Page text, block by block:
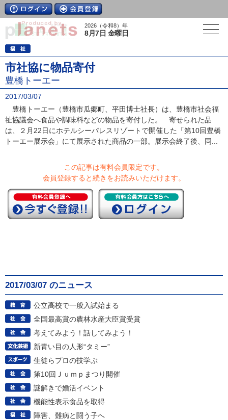
2026（令和8）年
8月7日 金曜日
市社協に物品寄付
豊橋トーエー
2017/03/07
豊橋トーエー（豊橋市瓜郷町、平田博士社長）は、豊橋市社会福
祉協議会へ食品や調味料などの物品を寄付した。 寄せられた品
は、２月22日にホテルシーパレスリゾートで開催した「第10回豊橋
トーエー展示会」にて展示された商品の一部。展示会終了後、同...
この記事は有料会員限定です。
会員登録すると続きをお読みいただけます。
2017/03/07 のニュース
公立高校で一般入試始まる
全国最高賞の農林水産大臣賞受賞
考えてみよう！話してみよう！
新青い目の人形“タミー”
生徒らプロの技学ぶ
第10回Ｊｕｍｐまつり開催
謎解きで婚活イベント
機能性表示食品を取得
障害、難病と闘う子へ